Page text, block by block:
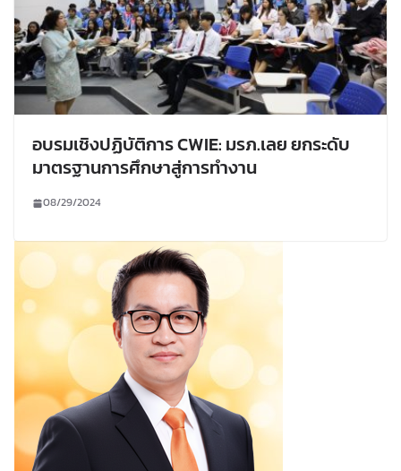
อบรมเชิงปฏิบัติการ CWIE: มรภ.เลย ยกระดับ
มาตรฐานการศึกษาสู่การทำงาน
08/29/2024